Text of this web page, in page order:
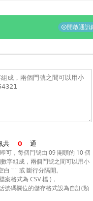
add_circle開啟通
共 通
可，每個門號由 09 開頭的 10 個
字組成，兩個門號之間可以用小
" " 或 斷行分隔開。
案格式為 CSV 檔 )，
號碼欄位的儲存格式設為自訂(類